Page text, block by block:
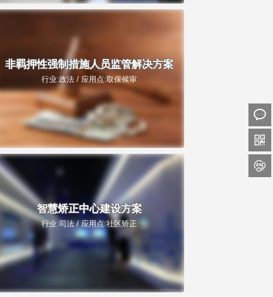
非羁押性强制措施人员监管解决方案
行业:政法 / 应用点:取保候审
智慧矫正中心建设方案
行业:司法 / 应用点:社区矫正


